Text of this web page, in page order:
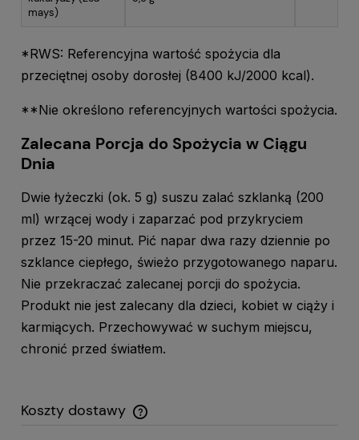
mays)
*RWS: Referencyjna wartość spożycia dla
przeciętnej osoby dorosłej (8400 kJ/2000 kcal).
**Nie określono referencyjnych wartości spożycia.
Zalecana Porcja do Spożycia w Ciągu
Dnia
Dwie łyżeczki (ok. 5 g) suszu zalać szklanką (200
ml) wrzącej wody i zaparzać pod przykryciem
przez 15-20 minut. Pić napar dwa razy dziennie po
szklance ciepłego, świeżo przygotowanego naparu.
Nie przekraczać zalecanej porcji do spożycia.
Produkt nie jest zalecany dla dzieci, kobiet w ciąży i
karmiących. Przechowywać w suchym miejscu,
chronić przed światłem.
Koszty dostawy
Cena nie zawiera ewentualnych kosztów płatności